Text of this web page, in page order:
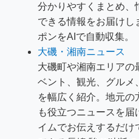
分かりやすくまとめ、
できる情報をお届けし
ポンをAIで自動収集。
大磯・湘南ニュース
大磯町や湘南エリアの
ベント、観光、グルメ
を幅広く紹介。地元の
も役立つニュースを
イムでお伝えするだけ